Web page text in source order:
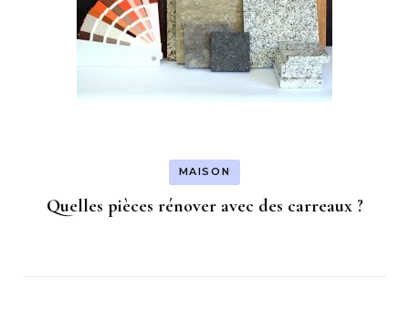
MAISON
Quelles pièces rénover avec des carreaux ?